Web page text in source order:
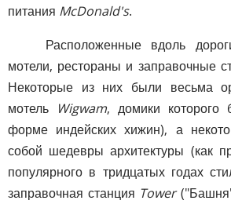
питания McDonald's.
Расположенные вдоль
мотели, рестораны и заправочные
Некоторые из них были весьма
мотель Wigwam, домики
форме индейских хижин), а
собой шедевры архитектуры (как
популярного в тридцатых годах
заправочная станция Tower